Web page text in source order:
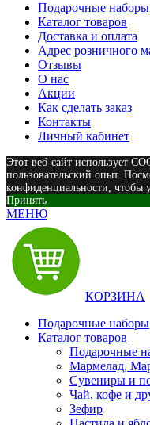
Подарочные наборы
Каталог товаров
Доставка и оплата
Адрес розничного
Отзывы
О нас
Акции
Как сделать заказ
Контакты
Личный кабинет
Этот веб-сайт использует
пользовательский опыт.
конфиденциальности, чтобы
Принять
МЕНЮ
КОРЗИНА
Подарочные наборы
Каталог товаров
Подарочные
Мармелад,
Сувениры и
Чай, кофе и
Зефир